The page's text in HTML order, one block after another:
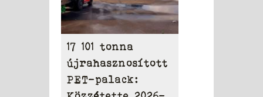
17 101 tonna
újrahasznosított
PET-palack: